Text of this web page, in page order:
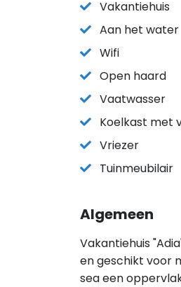
Vakantiehuis
Aan het water
Wifi
Open haard
Vaatwasser
Koelkast met
Vriezer
Tuinmeubilair
Algemeen
Vakantiehuis
en geschikt voor
sea een